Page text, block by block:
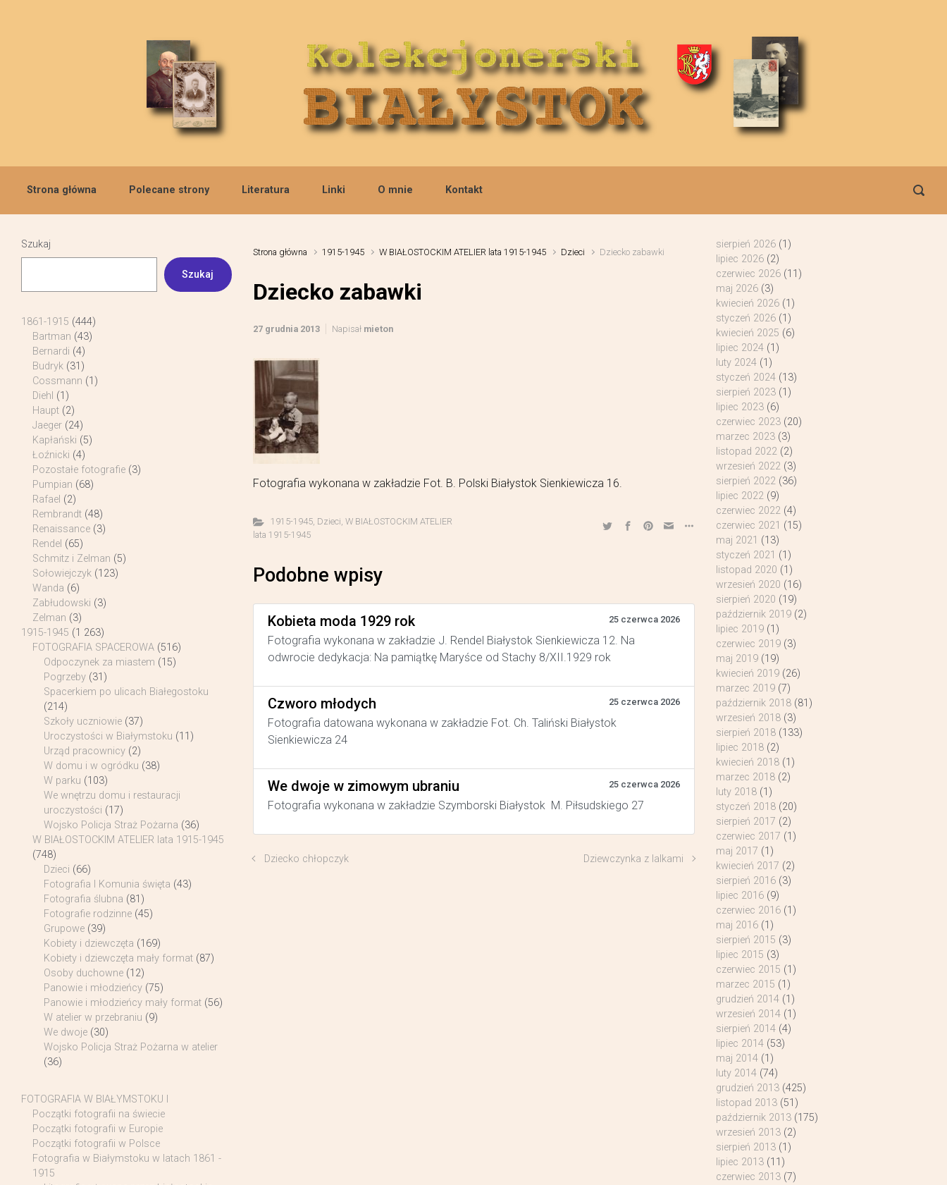
Strona główna Polecane strony Literatura Linki O mnie Kontakt
Strona główna 1915-1945 W BIAŁOSTOCKIM ATELIER lata 1915-1945 Dzieci Dziecko zabawki
Dziecko zabawki
27 grudnia 2013 Napisał mieton
Fotografia wykonana w zakładzie Fot. B. Polski Białystok Sienkiewicza 16.
1915-1945, Dzieci,W BIAŁOSTOCKIM ATELIER
lata 1915-1945
Podobne wpisy
Kobieta moda 1929 rok 25 czerwca 2026
Fotografia wykonana w zakładzie J. Rendel Białystok Sienkiewicza 12. Na
odwrocie dedykacja: Na pamiątkę Maryśce od Stachy 8/XII.1929 rok
Czworo młodych 25 czerwca 2026
Fotografia datowana wykonana w zakładzie Fot. Ch. Taliński Białystok
Sienkiewicza 24
We dwoje w zimowym ubraniu 25 czerwca 2026
Fotografia wykonana w zakładzie Szymborski Białystok M. Piłsudskiego 27
Dziecko chłopczyk Dziewczynka z lalkami
Szukaj
Szukaj
1861-1915 (444)
Bartman (43)
Bernardi (4)
Budryk (31)
Cossmann (1)
Diehl (1)
Haupt (2)
Jaeger (24)
Kapłański (5)
Łoźnicki (4)
Pozostałe fotografie (3)
Pumpian (68)
Rafael (2)
Rembrandt (48)
Renaissance (3)
Rendel (65)
Schmitz i Zelman (5)
Sołowiejczyk (123)
Wanda (6)
Zabłudowski (3)
Zelman (3)
1915-1945 (1 263)
FOTOGRAFIA SPACEROWA (516)
Odpoczynek za miastem (15)
Pogrzeby (31)
Spacerkiem po ulicach Białegostoku
(214)
Szkoły uczniowie (37)
Uroczystości w Białymstoku (11)
Urząd pracownicy (2)
W domu i w ogródku (38)
W parku (103)
We wnętrzu domu i restauracji
uroczystości (17)
Wojsko Policja Straż Pożarna (36)
W BIAŁOSTOCKIM ATELIER lata 1915-1945
(748)
Dzieci (66)
Fotografia I Komunia święta (43)
Fotografia ślubna (81)
Fotografie rodzinne (45)
Grupowe (39)
Kobiety i dziewczęta (169)
Kobiety i dziewczęta mały format (87)
Osoby duchowne (12)
Panowie i młodzieńcy (75)
Panowie i młodzieńcy mały format (56)
W atelier w przebraniu (9)
We dwoje (30)
Wojsko Policja Straż Pożarna w atelier
(36)
FOTOGRAFIA W BIAŁYMSTOKU I
Początki fotografii na świecie
Początki fotografii w Europie
Początki fotografii w Polsce
Fotografia w Białymstoku w latach 1861 -
1915
sierpień 2026(1)
lipiec 2026(2)
czerwiec 2026(11)
maj 2026(3)
kwiecień 2026(1)
styczeń 2026(1)
kwiecień 2025 (6)
lipiec 2024(1)
luty 2024(1)
styczeń 2024(13)
sierpień 2023(1)
lipiec 2023(6)
czerwiec 2023(20)
marzec 2023(3)
listopad 2022(2)
wrzesień 2022(3)
sierpień 2022(36)
lipiec 2022(9)
czerwiec 2022(4)
czerwiec 2021 (15)
maj 2021 (13)
styczeń 2021 (1)
listopad 2020 (1)
wrzesień 2020 (16)
sierpień 2020 (19)
październik 2019(2)
lipiec 2019(1)
czerwiec 2019(3)
maj 2019(19)
kwiecień 2019(26)
marzec 2019(7)
październik 2018(81)
wrzesień 2018(3)
sierpień 2018(133)
lipiec 2018(2)
kwiecień 2018(1)
marzec 2018(2)
luty 2018(1)
styczeń 2018(20)
sierpień 2017 (2)
czerwiec 2017 (1)
maj 2017 (1)
kwiecień 2017 (2)
sierpień 2016(3)
lipiec 2016(9)
czerwiec 2016(1)
maj 2016(1)
sierpień 2015 (3)
lipiec 2015 (3)
czerwiec 2015 (1)
marzec 2015 (1)
grudzień 2014(1)
wrzesień 2014(1)
sierpień 2014(4)
lipiec 2014(53)
maj 2014(1)
luty 2014(74)
grudzień 2013(425)
listopad 2013(51)
październik 2013(175)
wrzesień 2013(2)
sierpień 2013(1)
lipiec 2013(11)
czerwiec 2013(7)